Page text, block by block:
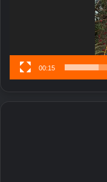
00:15